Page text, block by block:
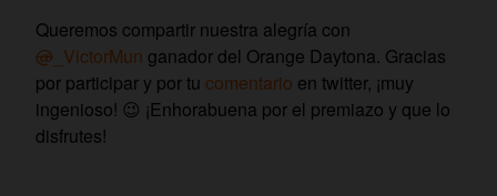
Queremos compartir nuestra alegría con
@ _VictorMun ganador del Orange Daytona. Gracias
por participar y por tu comentario en twitter, ¡muy
ingenioso! 😉 ¡Enhorabuena por el premiazo y que lo
disfrutes!